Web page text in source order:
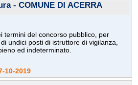
- COMUNE DI ACERRA
termini del concorso pubblico, per
undici posti di istruttore di vigilanza,
ed indeterminato.
10-2019